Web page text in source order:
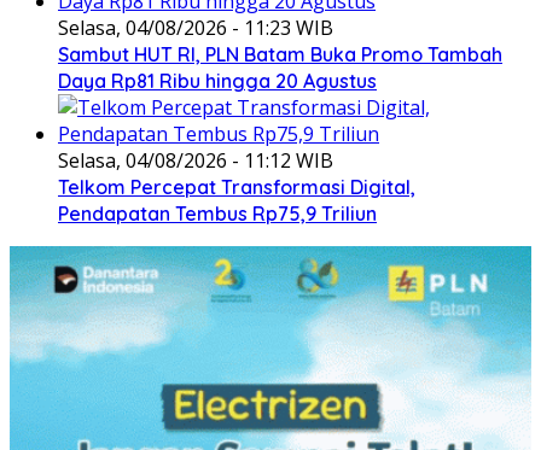
Selasa, 04/08/2026 - 11:23 WIB
Sambut HUT RI, PLN Batam Buka Promo Tambah
Daya Rp81 Ribu hingga 20 Agustus
Selasa, 04/08/2026 - 11:12 WIB
Telkom Percepat Transformasi Digital,
Pendapatan Tembus Rp75,9 Triliun